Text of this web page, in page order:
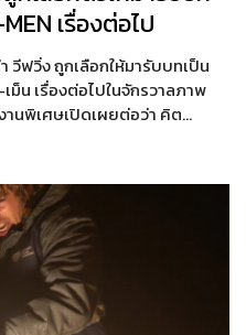
เรื่องต่อไป
วีฟวิ่ง ถูกเลือกให้มารับบทเป็น
ม็น เรื่องต่อไปในจักรวาลภาพ
านพิเศษเปิดเผยต่อว่า คิต…